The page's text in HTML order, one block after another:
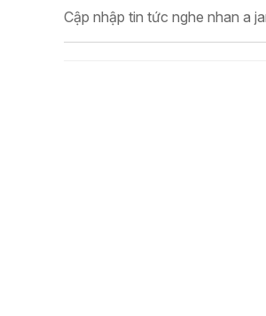
Cập nhập tin tức nghe nhan a